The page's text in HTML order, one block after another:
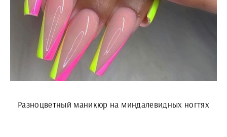
Разноцветный маникюр на миндалевидных ногтях